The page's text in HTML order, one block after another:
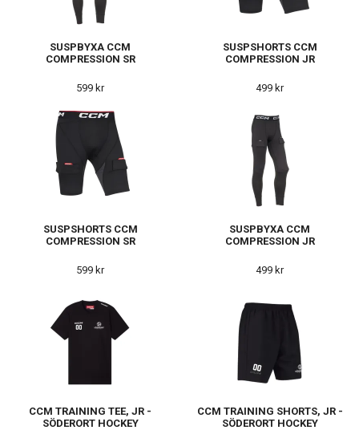
SUSPBYXA CCM
COMPRESSION SR
599 kr
SUSPSHORTS CCM
COMPRESSION JR
499 kr
SUSPSHORTS CCM
COMPRESSION SR
599 kr
SUSPBYXA CCM
COMPRESSION JR
499 kr
CCM TRAINING TEE, JR -
SÖDERORT HOCKEY
CCM TRAINING SHORTS, JR -
SÖDERORT HOCKEY